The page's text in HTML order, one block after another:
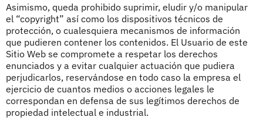
Asimismo, queda prohibido suprimir, eludir y/o manipular
el “copyright” así como los dispositivos técnicos de
protección, o cualesquiera mecanismos de información
que pudieren contener los contenidos. El Usuario de este
Sitio Web se compromete a respetar los derechos
enunciados y a evitar cualquier actuación que pudiera
perjudicarlos, reservándose en todo caso la empresa el
ejercicio de cuantos medios o acciones legales le
correspondan en defensa de sus legítimos derechos de
propiedad intelectual e industrial.